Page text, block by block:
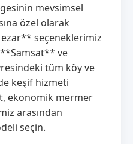
mevsimsel
özel olarak
seçeneklerimiz
**Samsat** ve
tüm köy ve
keşif hizmeti
ekonomik mermer
arasından
seçin.